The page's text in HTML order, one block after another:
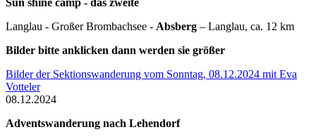
Langlau - Großer Brombachsee - Absberg – Langlau, ca. 12 km
Bilder bitte anklicken dann werden sie größer
Bilder der Sektionswanderung vom Sonntag, 08.12.2024 mit Eva
Votteler
08.12.2024
Adventswanderung nach Lehendorf